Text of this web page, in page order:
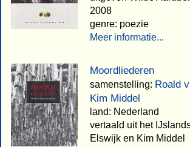
2008
genre: poezie
Meer informatie...
Moordliederen
samenstelling: Roald
Kim Middel
land: Nederland
vertaald uit het
Elswijk en Kim Middel